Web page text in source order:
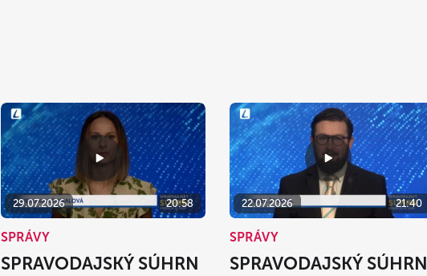
29.07.2026 20:58
SPRÁVY
SPRAVODAJSKÝ SÚHRN
22.07.2026 21:40
SPRÁVY
SPRAVODAJSKÝ SÚHRN